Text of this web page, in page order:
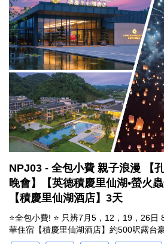
NPJ03 - 全包小費 親子浪漫 【
晚會】【英德積慶里仙湖•螢火
【積慶里仙湖酒店】3天
⭐全包小費! ⭐ 只辨7月5，12，19，26日
華住宿【積慶里仙湖酒店】約500呎露台